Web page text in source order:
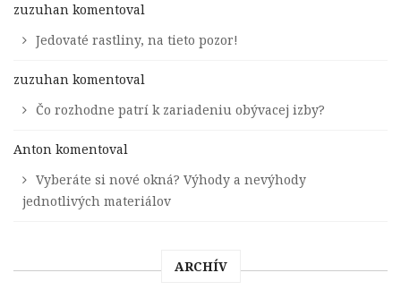
zuzuhan komentoval
Jedovaté rastliny, na tieto pozor!
zuzuhan komentoval
Čo rozhodne patrí k zariadeniu obývacej izby?
Anton komentoval
Vyberáte si nové okná? Výhody a nevýhody
jednotlivých materiálov
ARCHÍV